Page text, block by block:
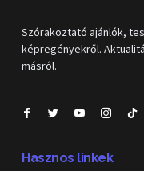
Szórakoztató ajánlók,
képregényekről.
másról.
Hasznos linkek